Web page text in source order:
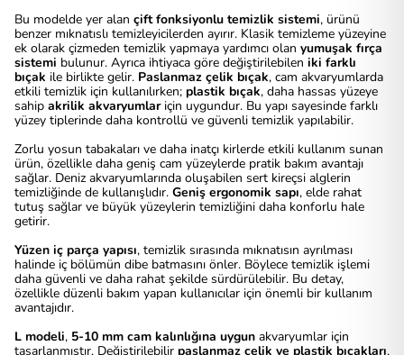
Bu modelde yer alan çift fonksiyonlu temizlik sistemi, ürünü
benzer mıknatıslı temizleyicilerden ayırır. Klasik temizleme yüzeyine
ek olarak çizmeden temizlik yapmaya yardımcı olan yumuşak fırça
sistemi bulunur. Ayrıca ihtiyaca göre değiştirilebilen iki farklı
bıçak ile birlikte gelir. Paslanmaz çelik bıçak, cam akvaryumlarda
etkili temizlik için kullanılırken; plastik bıçak, daha hassas yüzeye
sahip akrilik akvaryumlariçin uygundur. Bu yapı sayesinde farklı
yüzey tiplerinde daha kontrollü ve güvenli temizlik yapılabilir.
Zorlu yosun tabakaları ve daha inatçı kirlerde etkili kullanım sunan
ürün, özellikle daha geniş cam yüzeylerde pratik bakım avantajı
sağlar. Deniz akvaryumlarında oluşabilen sert kireçsi alglerin
temizliğinde de kullanışlıdır. Geniş ergonomik sapı, elde rahat
tutuş sağlar ve büyük yüzeylerin temizliğini daha konforlu hale
getirir.
Yüzen iç parça yapısı, temizlik sırasında mıknatısın ayrılması
halinde iç bölümün dibe batmasını önler. Böylece temizlik işlemi
daha güvenli ve daha rahat şekilde sürdürülebilir. Bu detay,
özellikle düzenli bakım yapan kullanıcılar için önemli bir kullanım
avantajıdır.
L modeli, 5-10 mm cam kalınlığına uygun akvaryumlar için
tasarlanmıştır. Değiştirilebilir paslanmaz çelik ve plastik bıçakları,